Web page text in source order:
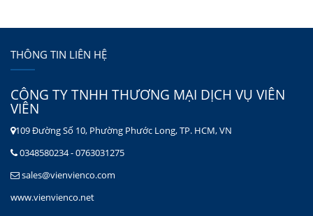
THÔNG TIN LIÊN HỆ
CÔNG TY TNHH THƯƠNG MẠI DỊCH VỤ VIÊN
VIÊN
109 Đường Số 10, Phường Phước Long, TP. HCM, VN
0348580234 - 0763031275
sales@vienvienco.com
www.vienvienco.net